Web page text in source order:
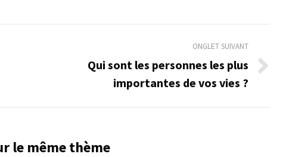
ONGLET SUIVANT
Qui sont les personnes les plus
importantes de vos vies ?
le même thème